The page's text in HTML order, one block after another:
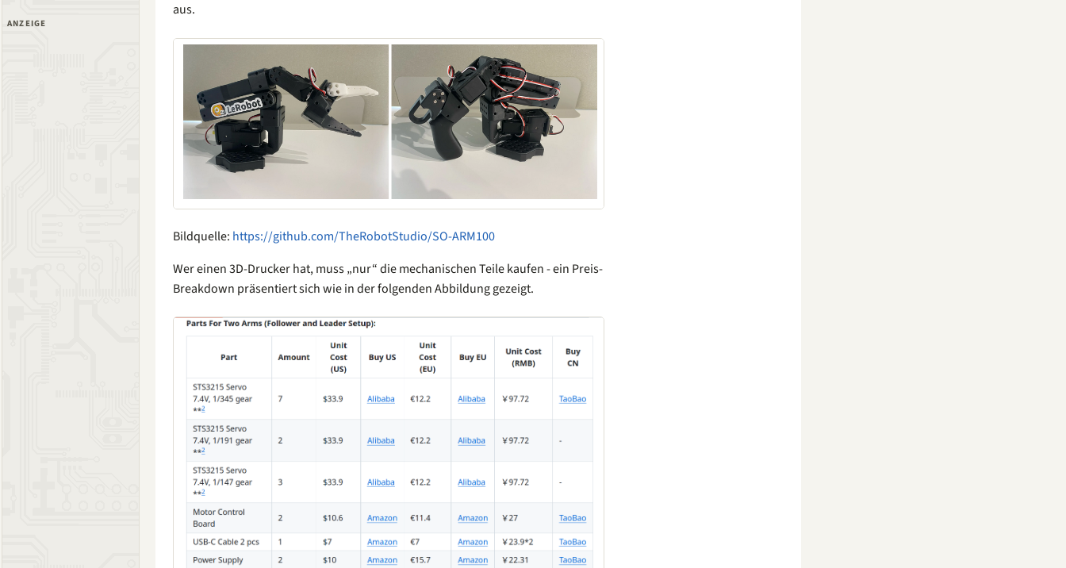
ANZEIGE
aus.
Bildquelle: https://github.com/TheRobotStudio/SO-ARM100
Wer einen 3D-Drucker hat, muss „nur“ die mechanischen Teile kaufen - ein Preis-
Breakdown präsentiert sich wie in der folgenden Abbildung gezeigt.